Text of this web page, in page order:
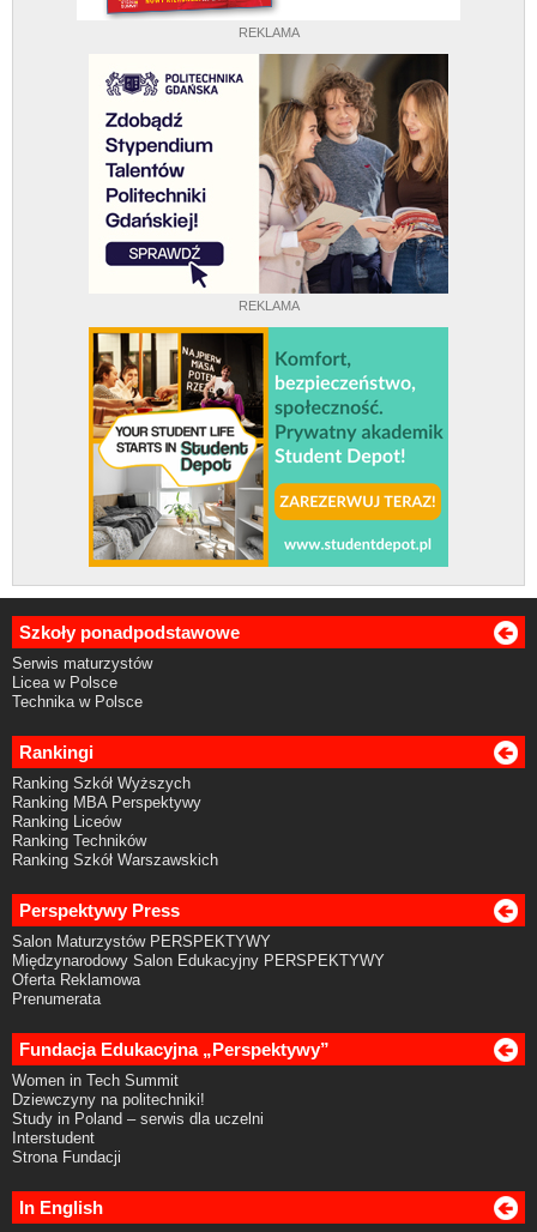
REKLAMA
REKLAMA
Szkoły ponadpodstawowe
Serwis maturzystów
Licea w Polsce
Technika w Polsce
Rankingi
Ranking Szkół Wyższych
Ranking MBA Perspektywy
Ranking Liceów
Ranking Techników
Ranking Szkół Warszawskich
Perspektywy Press
Salon Maturzystów PERSPEKTYWY
Międzynarodowy Salon Edukacyjny PERSPEKTYWY
Oferta Reklamowa
Prenumerata
Fundacja Edukacyjna „Perspektywy”
Women in Tech Summit
Dziewczyny na politechniki!
Study in Poland – serwis dla uczelni
Interstudent
Strona Fundacji
In English